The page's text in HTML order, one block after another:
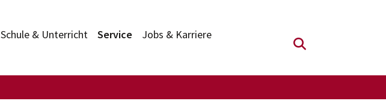
Schule & Unterricht Service Jobs & Karriere
Suchfeld